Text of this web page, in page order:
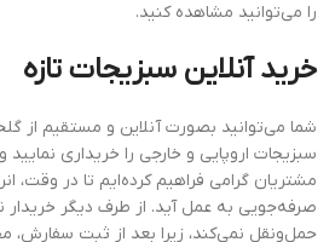
را می‌توانید مشاهده کنید.
خرید آنلاین سبزیجات تازه
شما می‌توانید بصورت آنلاین و مستقیم از
سبزیجات اروپایی و خارجی را خریداری نمایید
مشتریان گرامی فراهیم کرده‌ایم تا در وقت،
صرفه‌جویی به عمل آید. از طرف دیگر خریدار
حمل‌ونقل نمی‌کند، زیرا بعد از ثبت سفارش،